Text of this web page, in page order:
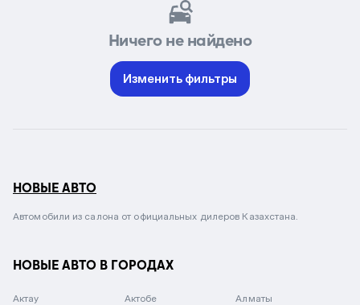
Ничего не найдено
Изменить фильтры
НОВЫЕ АВТО
Автомобили из салона от официальных дилеров Казахстана.
НОВЫЕ АВТО В ГОРОДАХ
Актау Актобе Алматы